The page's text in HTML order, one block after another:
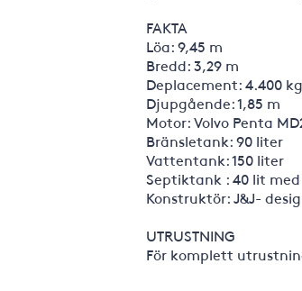
FAKTA
Löa: 9,45 m
Bredd: 3,29 m
Deplacement: 4.400 kg
Djupgående: 1,85 m
Motor: Volvo Penta
Bränsletank: 90 liter
Vattentank: 150 liter
Septiktank : 40 lit
Konstruktör: J&J-
UTRUSTNING
För komplett